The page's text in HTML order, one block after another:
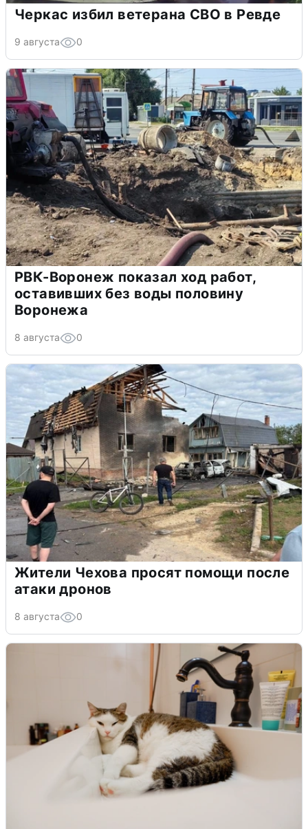
Черкас избил ветерана СВО в Ревде
9 августа 0
РВК-Воронеж показал ход работ,
оставивших без воды половину
Воронежа
8 августа 0
Жители Чехова просят помощи после
атаки дронов
8 августа 0